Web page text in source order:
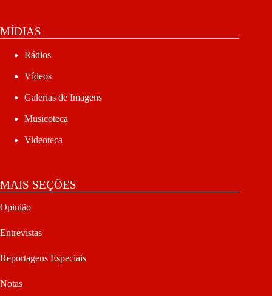
MÍDIAS
Rádios
Vídeos
Galerias de Imagens
Musicoteca
Videoteca
MAIS SEÇÕES
Opinião
Entrevistas
Reportagens Especiais
Notas